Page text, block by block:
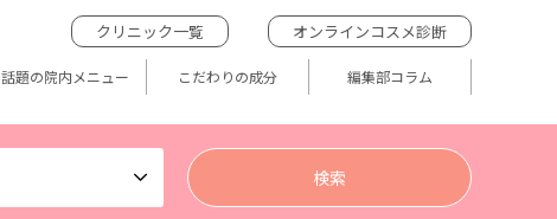
クリニック一覧 オンラインコスメ診断
話題の院内メニュー こだわりの成分 編集部コラム